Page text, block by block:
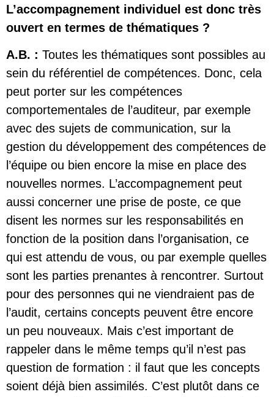
L’accompagnement individuel est donc très
ouvert en termes de thématiques ?
A.B. : Toutes les thématiques sont possibles au
sein du référentiel de compétences. Donc, cela
peut porter sur les compétences
comportementales de l’auditeur, par exemple
avec des sujets de communication, sur la
gestion du développement des compétences de
l’équipe ou bien encore la mise en place des
nouvelles normes. L’accompagnement peut
aussi concerner une prise de poste, ce que
disent les normes sur les responsabilités en
fonction de la position dans l’organisation, ce
qui est attendu de vous, ou par exemple quelles
sont les parties prenantes à rencontrer. Surtout
pour des personnes qui ne viendraient pas de
l’audit, certains concepts peuvent être encore
un peu nouveaux. Mais c’est important de
rappeler dans le même temps qu’il n’est pas
question de formation : il faut que les concepts
soient déjà bien assimilés. C’est plutôt dans ce